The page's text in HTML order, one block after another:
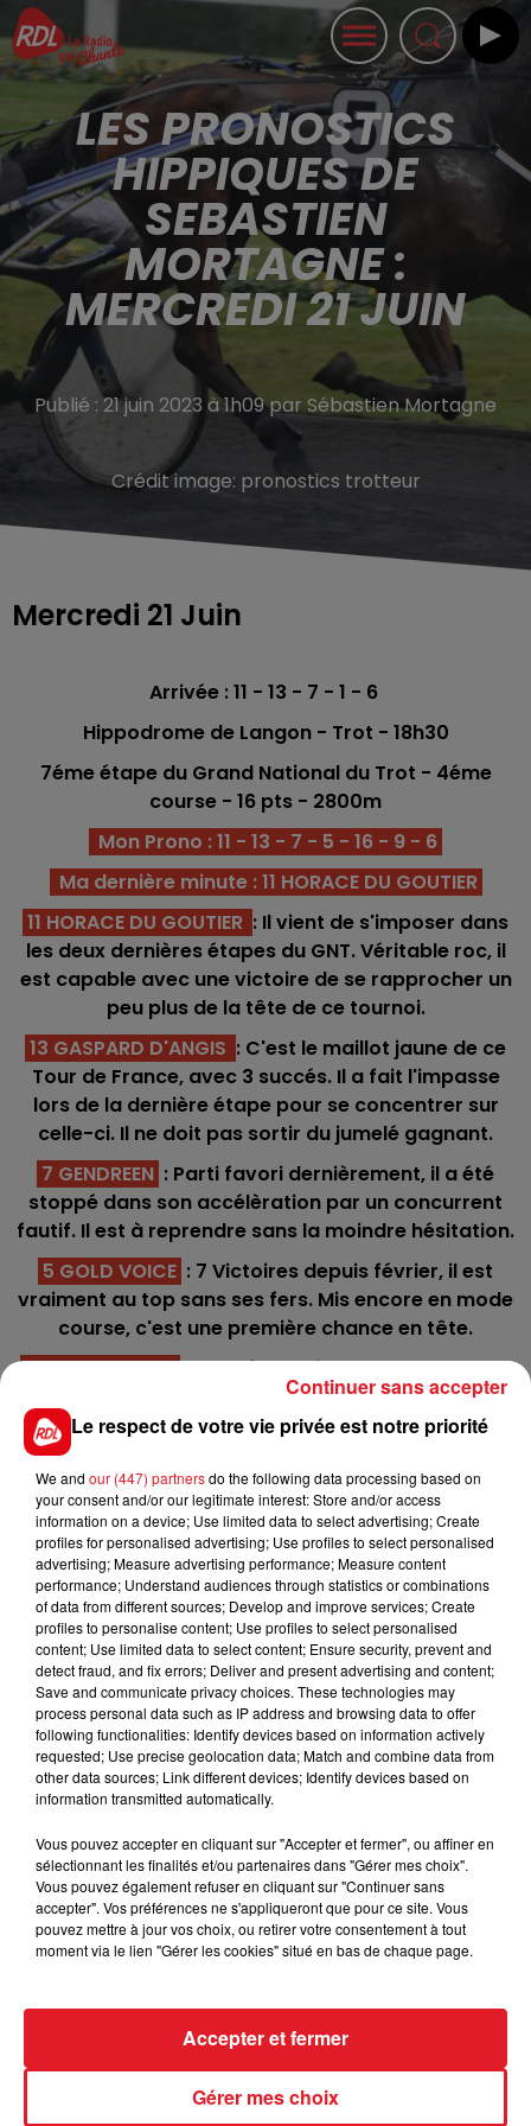
LES PRONOSTICS
HIPPIQUES DE
SEBASTIEN
MORTAGNE :
MERCREDI 21 JUIN
Publié : 21 juin 2023 à 1h09 par Sébastien Mortagne
Crédit image: pronostics trotteur
Mercredi 21 Juin
Arrivée : 11 - 13 - 7 - 1 - 6
Hippodrome de Langon - Trot - 18h30
7éme étape du Grand National du Trot - 4éme
course - 16 pts - 2800m
Mon Prono : 11 - 13 - 7 - 5 - 16 - 9 - 6
Ma dernière minute : 11 HORACE DU GOUTIER
11 HORACE DU GOUTIER : Il vient de s'imposer dans
les deux dernières étapes du GNT. Véritable roc, il
est capable avec une victoire de se rapprocher un
peu plus de la tête de ce tournoi.
13 GASPARD D'ANGIS : C'est le maillot jaune de ce
Tour de France, avec 3 succés. Il a fait l'impasse
lors de la dernière étape pour se concentrer sur
celle-ci. Il ne doit pas sortir du jumelé gagnant.
7 GENDREEN : Parti favori dernièrement, il a été
stoppé dans son accélèration par un concurrent
fautif. Il est à reprendre sans la moindre hésitation.
5 GOLD VOICE : 7 Victoires depuis février, il est
vraiment au top sans ses fers. Mis encore en mode
course, c'est une première chance en tête.
16 FAKIR MERITE: Ecarté des pistes pendant 2 ans,
elle vient de finir 4éme sur cette piste dans une des
courses références. Sur la montante, la confiance
9 HIDALGO DES NOES: Il a retrouvé toutes ses
sensations et sera déferré des anterieurs ou il
performe le plus. Pour la 4/5éme place.
6 GAELIC DU ROCHER: Il vient de bien courir par
deux fois à Vincennes, et a beaucoup de fond. Reste
à confirmer ce retour en forme .
**********
FIL D'ACTUS
Le respect de votre vie privée est notre priorité
We and our (447) partnersdo the following data processing based on
your consent and/or our legitimate interest: Store and/or access
information on a device; Use limited data to select advertising; Create
profiles for personalised advertising; Use profiles to select personalised
advertising; Measure advertising performance; Measure content
performance; Understand audiences through statistics or combinations
of data from different sources; Develop and improve services; Create
profiles to personalise content; Use profiles to select personalised
content; Use limited data to select content; Ensure security, prevent and
detect fraud, and fix errors; Deliver and present advertising and content;
Save and communicate privacy choices. These technologies may
process personal data such as IP address and browsing data to offer
following functionalities: Identify devices based on information actively
requested; Use precise geolocation data; Match and combine data from
other data sources; Link different devices; Identify devices based on
information transmitted automatically.
Vous pouvez accepter en cliquant sur "Accepter et fermer", ou affiner en
sélectionnant les finalités et/ou partenaires dans "Gérer mes choix".
Vous pouvez également refuser en cliquant sur "Continuer sans
accepter". Vos préférences ne s'appliqueront que pour ce site. Vous
pouvez mettre à jour vos choix, ou retirer votre consentement à tout
moment via le lien "Gérer les cookies" situé en bas de chaque page.
Gérer mes choix
Accepter et fermer
Continuer sans accepter